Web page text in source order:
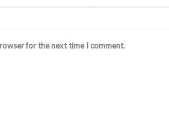
for the next time I comment.